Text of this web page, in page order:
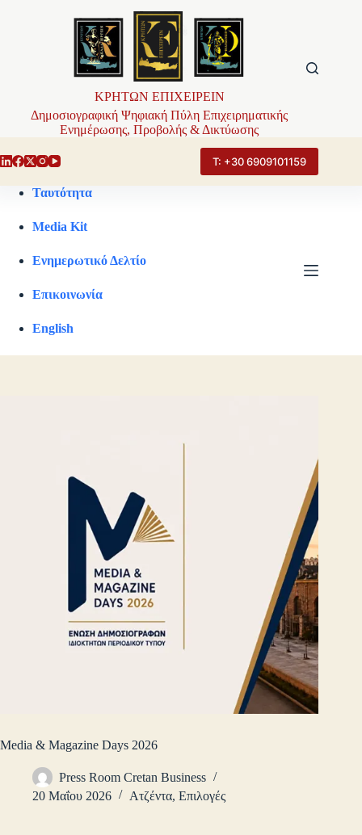
ΚΡΗΤΩΝ ΕΠΙΧΕΙΡΕΙΝ
Δημοσιογραφική Ψηφιακή Πύλη Επιχειρηματικής
Ενημέρωσης, Προβολής & Δικτύωσης
Τ: +30 6909101159
Ταυτότητα
Media Kit
Ενημερωτικό Δελτίο
Επικοινωνία
English
Media & Magazine Days 2026
Press Room Cretan Business
20 Μαΐου 2026
Ατζέντα, Επιλογές